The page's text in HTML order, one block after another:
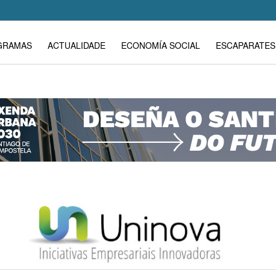
ACTUALIDADE ECONOMÍA SOCIAL ESCAPARATES